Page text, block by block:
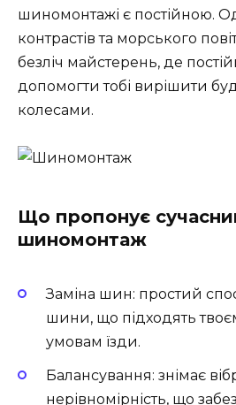
шиномонтажі є постійною.
контрастів та морського
безліч майстерень, де
допомогти тобі вирішити
колесами.
Що пропонує
шиномонтаж
Заміна шин: простий
шини, що підходять
умовам їзди.
Балансування: знімає
нерівномірність, що